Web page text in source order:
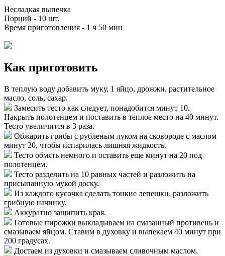
Несладкая выпечка
Порций - 10 шт.
Время приготовления - 1 ч 50 мин
Как приготовить
В теплую воду добавить муку, 1 яйцо, дрожжи, растительное
масло, соль, сахар.
Замесить тесто как следует, понадобится минут 10.
Накрыть полотенцем и поставить в теплое место на 40 минут.
Тесто увеличится в 3 раза.
Обжарить грибы с рубленым луком на сковороде с маслом
минут 20, чтобы испарилась лишняя жидкость.
Тесто обмять немного и оставить еще минут на 20 под
полотенцем.
Тесто разделить на 10 равных частей и разложить на
присыпанную мукой доску.
Из каждого кусочка сделать тонкие лепешки, разложить
грибную начинку.
Аккуратно защипить края.
Готовые пирожки выкладываем на смазанный противень и
смазываем яйцом. Ставим в духовку и выпекаем 40 минут при
200 градусах.
Достаем из духовки и смазываем сливочным маслом.